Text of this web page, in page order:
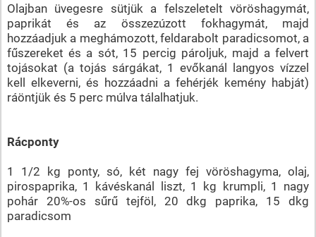
Olajban üvegesre sütjük a felszeletelt vöröshagymát,
paprikát és az összezúzott fokhagymát, majd
hozzáadjuk a meghámozott, feldarabolt paradicsomot, a
fűszereket és a sót, 15 percig pároljuk, majd a felvert
tojásokat (a tojás sárgákat, 1 evőkanál langyos vízzel
kell elkeverni, és hozzáadni a fehérjék kemény habját)
ráöntjük és 5 perc múlva tálalhatjuk.
Rácponty
1 1/2 kg ponty, só, két nagy fej vöröshagyma, olaj,
pirospaprika, 1 kávéskanál liszt, 1 kg krumpli, 1 nagy
pohár 20%-os sűrű tejföl, 20 dkg paprika, 15 dkg
paradicsom